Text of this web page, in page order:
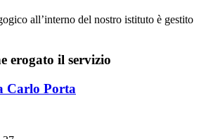
all’interno del nostro istituto è gestito
erogato il servizio
Carlo Porta